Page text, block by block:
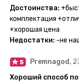
только тату пришли,
отметить, что у
доставки, что
тату. Посылка была
конверт, внутри
дизайнерским
упакованные в
инструкция по
Достоинства:
комплектация
+хорошая цена
Недостатки: -не
Premnagod,
Хороший способ